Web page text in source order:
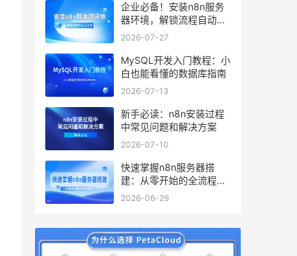
企业必备！安装n8n服务
器环境，解锁流程自动化
工具
2026-07-27
MySQL开发入门教程：小
白也能看懂的数据库指南
2026-07-13
新手必读：n8n安装过程
中常见问题和解决方案
2026-07-10
快速掌握n8n服务器搭
建：从零开始的全流程指
南
2026-06-29